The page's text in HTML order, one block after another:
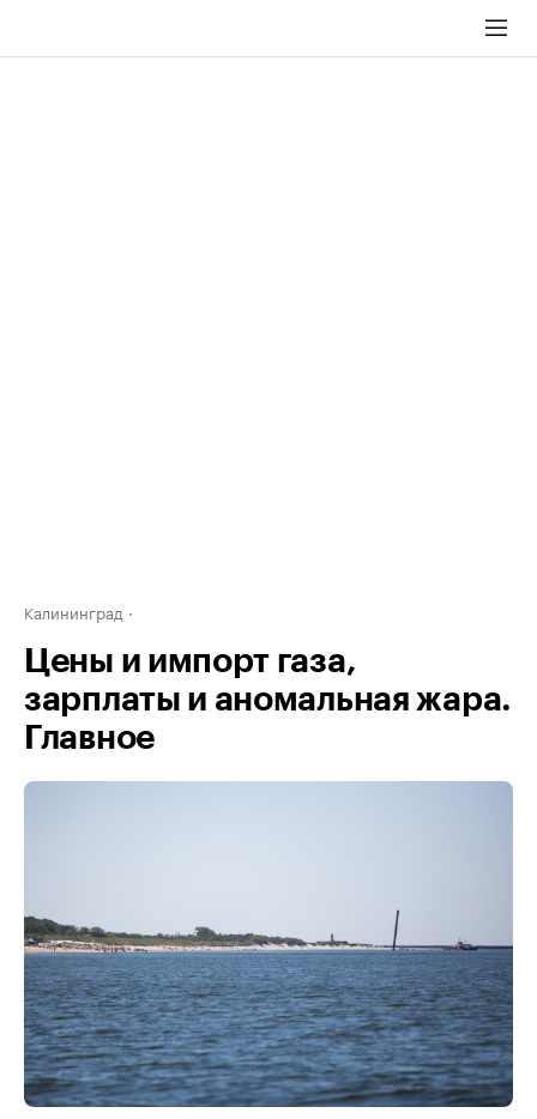
Калининград
Цены и импорт газа,
зарплаты и аномальная жара.
Главное